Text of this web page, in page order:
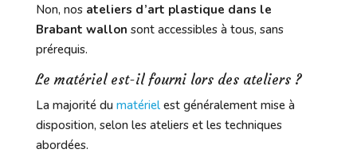
Non, nos ateliers d’art plastique dans le
Brabant wallon sont accessibles à tous, sans
prérequis.
Le matériel est-il fourni lors des ateliers ?
La majorité du matériel est généralement mise à
disposition, selon les ateliers et les techniques
abordées.